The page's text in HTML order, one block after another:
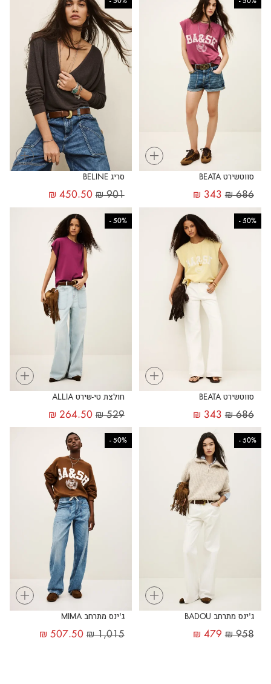
+
סווטשירט BEATA
₪686
₪ 343
+
סריג BELINE
₪901
₪ 450.50
+
50%
-
סווטשירט BEATA
₪686
₪ 343
+
50%
-
חולצת טי-שירט ALLIA
₪529
₪ 264.50
+
50%
-
ג'ינס מתרחב BADOU
₪958
₪ 479
+
50%
-
ג'ינס מתרחב MIMA
₪1,015
₪ 507.50